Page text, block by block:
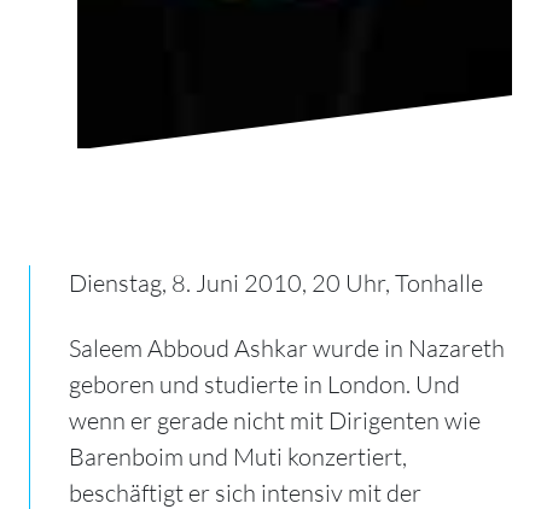
Dienstag, 8. Juni 2010, 20 Uhr, Tonhalle
Saleem Abboud Ashkar wurde in Nazareth
geboren und studierte in London. Und
wenn er gerade nicht mit Dirigenten wie
Barenboim und Muti konzertiert,
beschäftigt er sich intensiv mit der